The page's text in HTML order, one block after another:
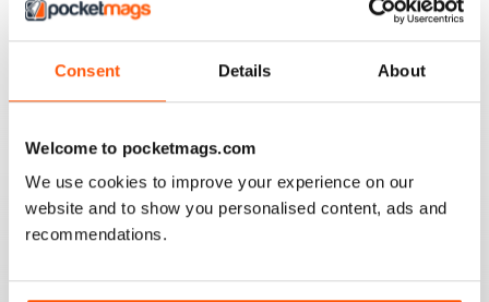
Consent Details About
Welcome to pocketmags.com
We use cookies to improve your experience on our
website and to show you personalised content, ads and
recommendations.
BEST BY FAR!
A cracking read and I just caught up and bought a
couple of missed issues. Delighted - will recommend.